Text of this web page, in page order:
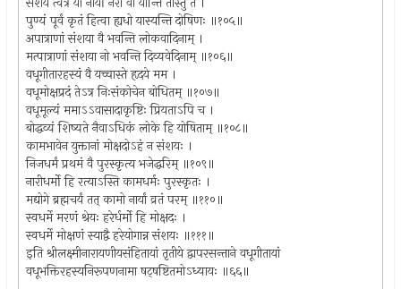
पुण्यं पूर्वं कृतं हित्वा ह्यधो यास्यन्ति दोषिणः ॥१०५॥
अपात्राणां संशया वै भवन्ति लोकवादिनाम् ।
मत्पात्राणां संशया नो भवन्ति दिव्यवेदिनाम् ॥१०६॥
वधूगीतारहस्यं वै यच्चास्ते हृदये मम ।
वधूमोक्षप्रदं तेऽत्र निःसंकोचेन बोधितम् ॥१०७॥
वधूमूल्यं ममाऽऽवासादाकृष्टिः प्रियताऽपि च ।
बोद्धव्यं शिष्यते नैवाऽधिकं लोके हि योषिताम् ॥१०८॥
कामभावेन युक्तानां मोक्षदोऽहं न संशयः ।
निजधर्मं प्रथमं वै पुरस्कृत्य भजेद्धरिम् ॥१०९॥
नारीधर्मो हि रत्याऽस्ति कामधर्मः पुरस्कृतः ।
मद्योगे ब्रह्मचर्यं तत् कामो नार्यां व्रतं परम् ॥११०॥
स्वधर्मे मरणं श्रेयः हरेर्धर्मो हि मोक्षदः ।
स्वधर्मे मोक्षणं स्याद्वै हरेयोगान्न संशयः ॥१११॥
इति श्रीलक्ष्मीनारायणीयसंहितायां तृतीये द्वापरसन्ताने वधूगीतायां
वधूभक्तिरहस्यनिरूपणनामा षट्षष्टितमोऽध्यायः ॥६६॥